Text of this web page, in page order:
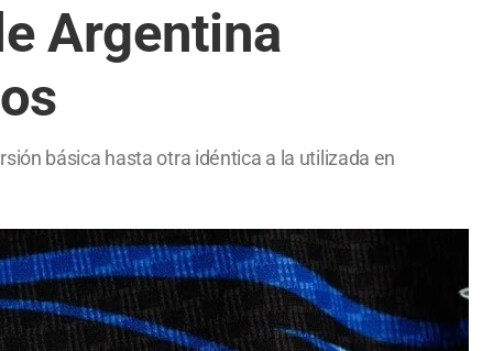
Argentina
básica hasta otra idéntica a la utilizada en